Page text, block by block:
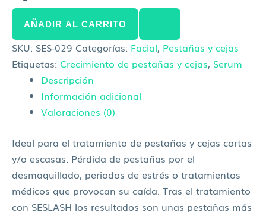
AÑADIR AL CARRITO
SKU: SES-029 Categorías: Facial, Pestañas y cejas
Etiquetas: Crecimiento de pestañas y cejas, Serum
Descripción
Información adicional
Valoraciones (0)
Ideal para el tratamiento de pestañas y cejas cortas
y/o escasas. Pérdida de pestañas por el
desmaquillado, periodos de estrés o tratamientos
médicos que provocan su caída. Tras el tratamiento
con SESLASH los resultados son unas pestañas más